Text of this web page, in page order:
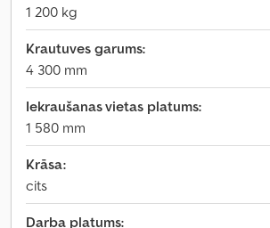
1 200 kg
Krautuves garums:
4 300 mm
Iekraušanas vietas platums:
1 580 mm
Krāsa:
cits
Darba platums: